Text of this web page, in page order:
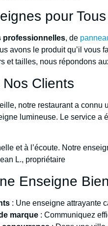
pour
professionnelles, de
avons le produit qu’il vous
et tailles, nous répondons
Clients
notre restaurant a connu
lumineuse. Le service
et à l’écoute. Notre
L., propriétaire
Enseigne
: Une enseigne attrayante
marque : Communiquez